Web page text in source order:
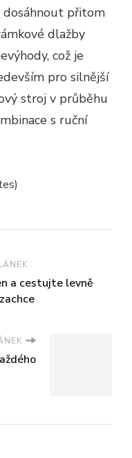
přitom
dlažby
což je
pro silnější
stroj v průběhu
s ruční
a cestujte levně